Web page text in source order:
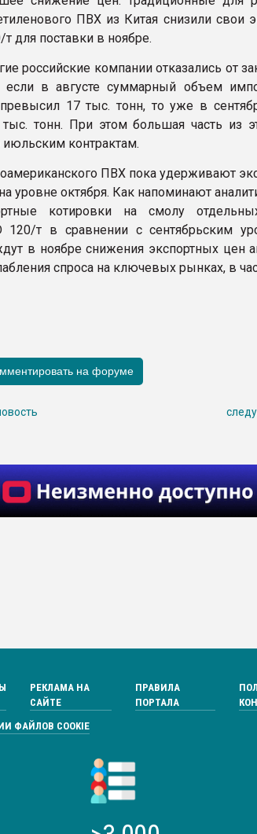
ПВХ из Китая снизили свои
для поставки в ноябре.
российские компании отказались от
если в августе суммарный объем
17 тыс. тонн, то уже в
тыс. тонн. При этом большая часть из
контрактам.
ПВХ пока удерживают
уровне октября. Как напоминают
котировки на смолу
120/т в сравнении с сентябрьским
в ноябре снижения экспортных цен
спроса на ключевых рынках, в
РЕКЛАМА НА
САЙТЕ
ПРАВИЛА
ПОРТАЛА
ФАЙЛОВ COOKIE